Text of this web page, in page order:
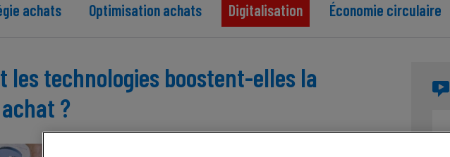
achats Optimisation achats Digitalisation Économie circulaire
les technologies boostent-elles la
?